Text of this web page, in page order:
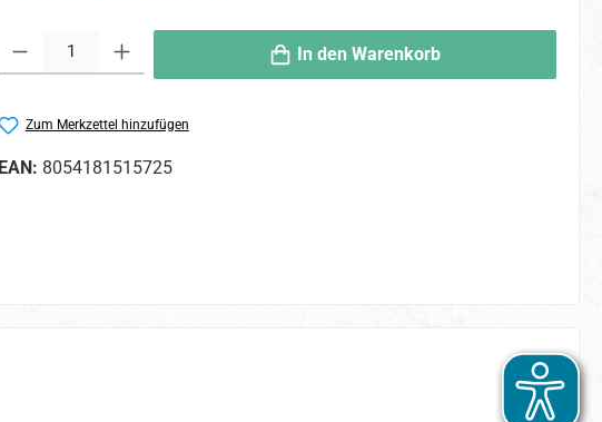
Produkt Anzahl: Gib den gewünschten Wert ein oder benutze die Schaltflächen um die
In den Warenkorb
Zum Merkzettel hinzufügen
EAN: 8054181515725